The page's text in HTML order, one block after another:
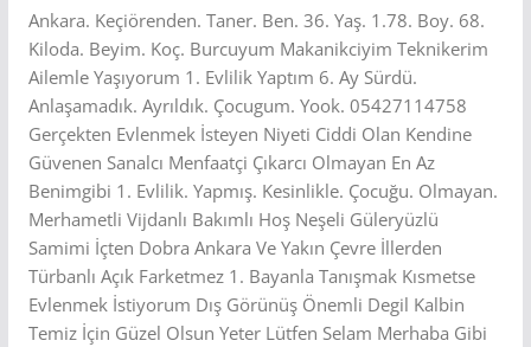
Ankara. Keçiörenden. Taner. Ben. 36. Yaş. 1.78. Boy. 68.
Kiloda. Beyim. Koç. Burcuyum Makanikciyim Teknikerim
Ailemle Yaşıyorum 1. Evlilik Yaptım 6. Ay Sürdü.
Anlaşamadık. Ayrıldık. Çocugum. Yook. 05427114758
Gerçekten Evlenmek İsteyen Niyeti Ciddi Olan Kendine
Güvenen Sanalcı Menfaatçi Çıkarcı Olmayan En Az
Benimgibi 1. Evlilik. Yapmış. Kesinlikle. Çocuğu. Olmayan.
Merhametli Vijdanlı Bakımlı Hoş Neşeli Güleryüzlü
Samimi İçten Dobra Ankara Ve Yakın Çevre İllerden
Türbanlı Açık Farketmez 1. Bayanla Tanışmak Kısmetse
Evlenmek İstiyorum Dış Görünüş Önemli Degil Kalbin
Temiz İçin Güzel Olsun Yeter Lütfen Selam Merhaba Gibi